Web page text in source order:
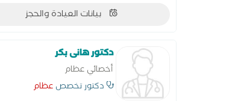
بيانات العيادة والحجز
دكتور هانى بكر
أخصائي عظام
دكتور تخصص عظام